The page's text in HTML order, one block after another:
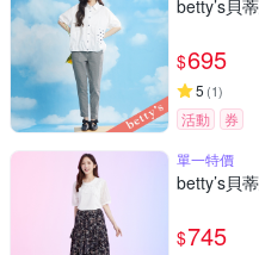
betty’s貝
$695
5 (1)
活動
券
單一特價
betty’s貝
$745